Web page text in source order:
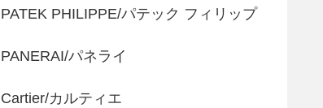
PATEK PHILIPPE/パテック フィリップ
PANERAI/パネライ
Cartier/カルティエ